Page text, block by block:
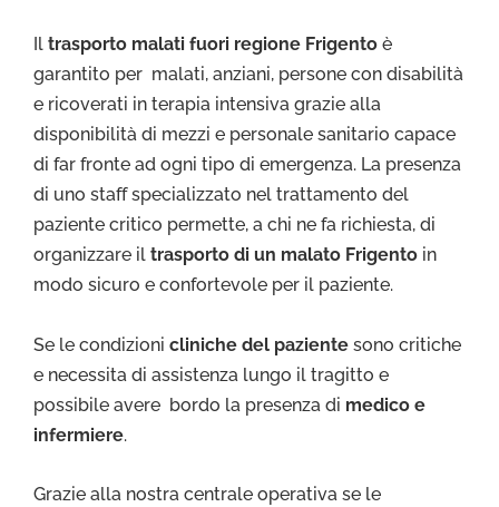
Il trasporto malati fuori regione Frigento è
garantito per malati, anziani, persone con disabilità
e ricoverati in terapia intensiva grazie alla
disponibilità di mezzi e personale sanitario capace
di far fronte ad ogni tipo di emergenza. La presenza
di uno staff specializzato nel trattamento del
paziente critico permette, a chi ne fa richiesta, di
organizzare il trasporto di un malato Frigento in
modo sicuro e confortevole per il paziente.
Se le condizioni cliniche del paziente sono critiche
e necessita di assistenza lungo il tragitto e
possibile avere bordo la presenza di medico e
infermiere.
Grazie alla nostra centrale operativa se le